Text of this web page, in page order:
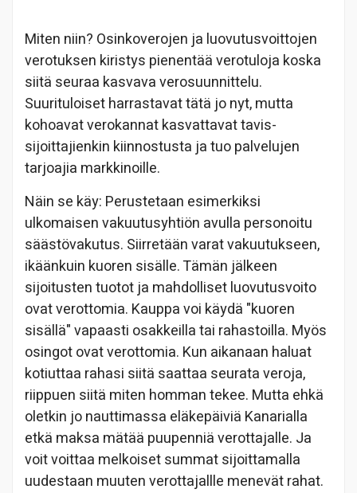
Miten niin? Osinkoverojen ja luovutusvoittojen
verotuksen kiristys pienentää verotuloja koska
siitä seuraa kasvava verosuunnittelu.
Suurituloiset harrastavat tätä jo nyt, mutta
kohoavat verokannat kasvattavat tavis-
sijoittajienkin kiinnostusta ja tuo palvelujen
tarjoajia markkinoille.
Näin se käy: Perustetaan esimerkiksi
ulkomaisen vakuutusyhtiön avulla personoitu
säästövakutus. Siirretään varat vakuutukseen,
ikäänkuin kuoren sisälle. Tämän jälkeen
sijoitusten tuotot ja mahdolliset luovutusvoito
ovat verottomia. Kauppa voi käydä "kuoren
sisällä" vapaasti osakkeilla tai rahastoilla. Myös
osingot ovat verottomia. Kun aikanaan haluat
kotiuttaa rahasi siitä saattaa seurata veroja,
riippuen siitä miten homman tekee. Mutta ehkä
oletkin jo nauttimassa eläkepäiviä Kanarialla
etkä maksa mätää puupenniä verottajalle. Ja
voit voittaa melkoiset summat sijoittamalla
uudestaan muuten verottajallle menevät rahat.